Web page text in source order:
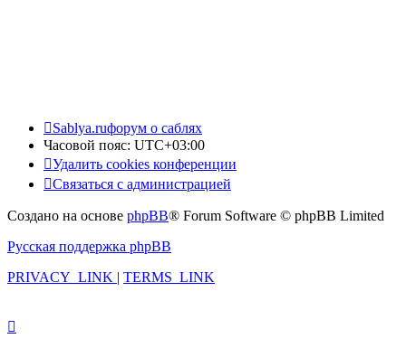
Sablya.ruфорум о саблях
Часовой пояс: UTC+03:00
Удалить cookies конференции
Связаться с администрацией
Создано на основе phpBB® Forum Software © phpBB Limited
Русская поддержка phpBB
PRIVACY_LINK | TERMS_LINK